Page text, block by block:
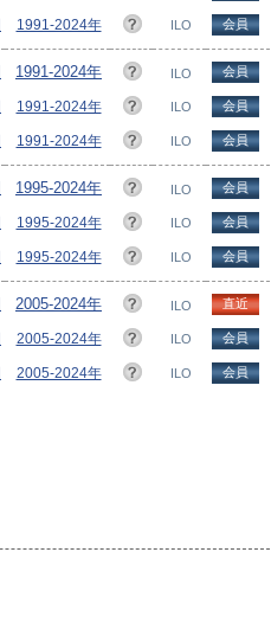
1991-2024年 ILO 会員
1991-2024年 ILO 会員
1991-2024年 ILO 会員
1991-2024年 ILO 会員
1995-2024年 ILO 会員
1995-2024年 ILO 会員
1995-2024年 ILO 会員
2005-2024年 ILO 直近
2005-2024年 ILO 会員
2005-2024年 ILO 会員